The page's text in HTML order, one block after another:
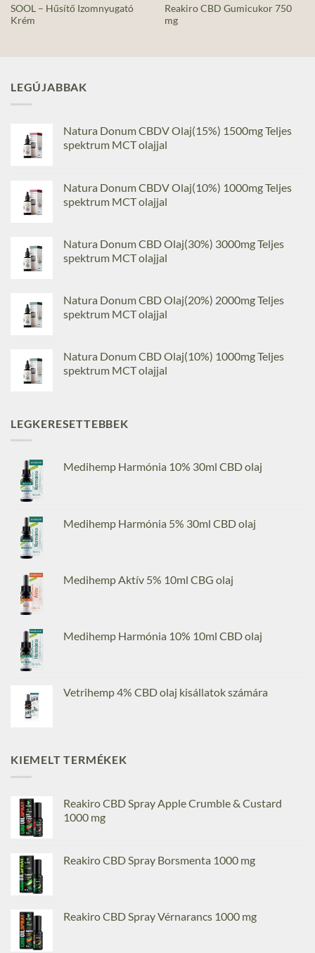
SOOL – Hűsítő Izomnyugató
Krém
Reakiro CBD Gumicukor 750
mg
LEGÚJABBAK
Natura Donum CBDV Olaj(15%) 1500mg Teljes
spektrum MCT olajjal
Natura Donum CBDV Olaj(10%) 1000mg Teljes
spektrum MCT olajjal
Natura Donum CBD Olaj(30%) 3000mg Teljes
spektrum MCT olajjal
Natura Donum CBD Olaj(20%) 2000mg Teljes
spektrum MCT olajjal
Natura Donum CBD Olaj(10%) 1000mg Teljes
spektrum MCT olajjal
LEGKERESETTEBBEK
Medihemp Harmónia 10% 30ml CBD olaj
Medihemp Harmónia 5% 30ml CBD olaj
Medihemp Aktív 5% 10ml CBG olaj
Medihemp Harmónia 10% 10ml CBD olaj
Vetrihemp 4% CBD olaj kisállatok számára
KIEMELT TERMÉKEK
Reakiro CBD Spray Apple Crumble & Custard
1000 mg
Reakiro CBD Spray Borsmenta 1000 mg
Reakiro CBD Spray Vérnarancs 1000 mg